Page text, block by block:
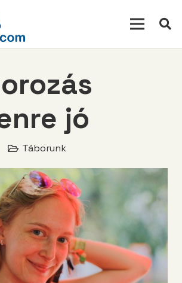
jó
Táborunk